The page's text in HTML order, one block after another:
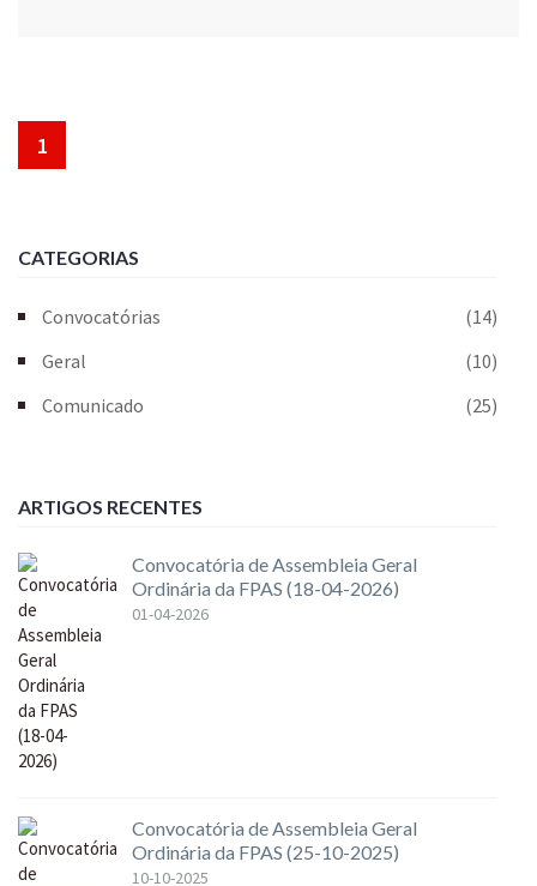
1
CATEGORIAS
Convocatórias
(14)
Geral
(10)
Comunicado
(25)
ARTIGOS RECENTES
Convocatória de Assembleia Geral
Ordinária da FPAS (18-04-2026)
01-04-2026
Convocatória de Assembleia Geral
Ordinária da FPAS (25-10-2025)
10-10-2025